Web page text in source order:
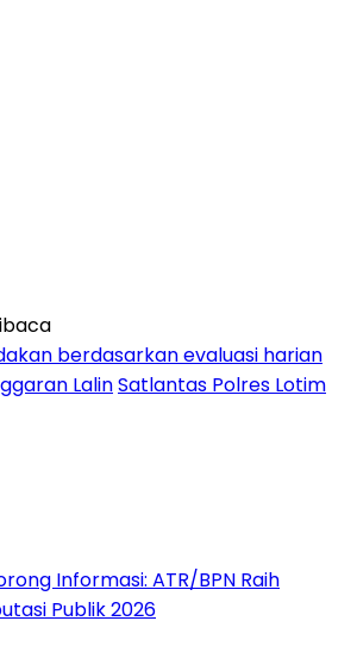
berdasarkan evaluasi harian
LalinSatlantas Polres Lotim
Informasi: ATR/BPN Raih
Publik 2026